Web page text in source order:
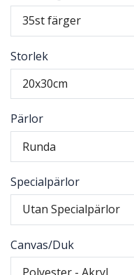
35st färger
Storlek
20x30cm
Pärlor
Runda
Specialpärlor
Utan Specialpärlor
Canvas/Duk